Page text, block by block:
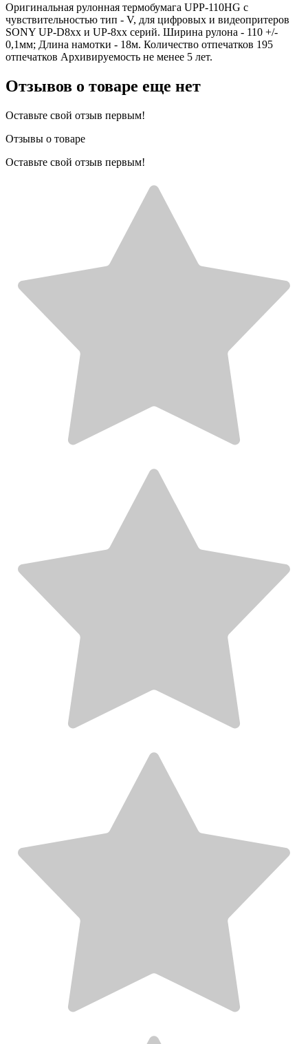
Оригинальная рулонная термобумага UPP-110HG с
чувствительностью тип - V, для цифровых и видеопритеров
SONY UP-D8xx и UP-8xx серий. Ширина рулона - 110 +/-
0,1мм; Длина намотки - 18м. Количество отпечатков 195
отпечатков Архивируемость не менее 5 лет.
Отзывов о товаре еще нет
Оставьте свой отзыв первым!
Отзывы о товаре
Оставьте свой отзыв первым!